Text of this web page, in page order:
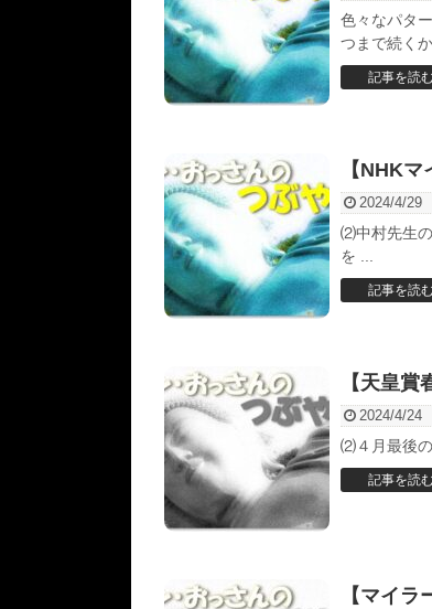
色々なパタ
つまで続くか
記事を読
【NHK
2024/4/29
⑵中村先生の
を ...
記事を読
【天皇
2024/4/24
⑵４月最後の
記事を読
【マイ